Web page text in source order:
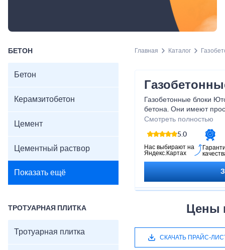
БЕТОН
Бетон
Керамзитобетон
Цемент
Цементный раствор
Показать ещё
ТРОТУАРНАЯ ПЛИТКА
Тротуарная плитка
Главная Каталог
Газобетонные блоки
бетона. Они имеют
обладают высокой
преимущество перед
Блоки Ytong имеют
их вес, но при этом
не предназначены для
Смотреть полностью
5.0
Нас выбирают на
Яндекс.Картах
Цены
СКАЧАТЬ ПРАЙС-